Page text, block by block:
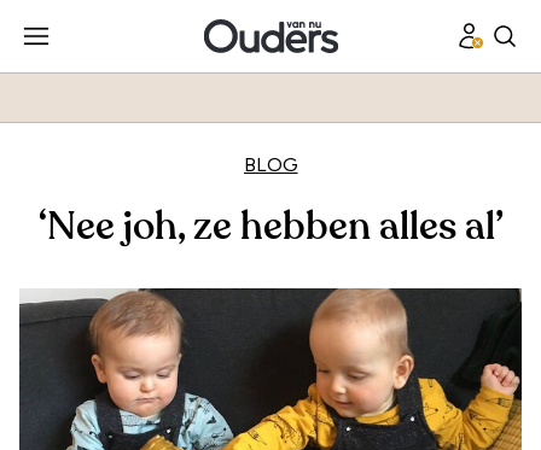
BLOG
‘Nee joh, ze hebben alles al’